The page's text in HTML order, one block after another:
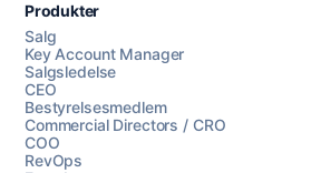
Produkter
Salg
Key Account Manager
Salgsledelse
CEO
Bestyrelsesmedlem
Commercial Directors / CRO
COO
RevOps